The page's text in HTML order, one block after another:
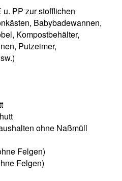
PP zur stofflichen
Babybadewannen,
Kompostbehälter,
Putzeimer,
ohne Naßmüll
Felgen)
Felgen)